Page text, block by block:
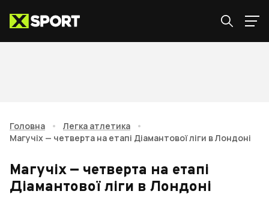
Головна • Легка атлетика
•
Магучіх — четверта на етапі Діамантової ліги в Лондоні
Магучіх — четверта на етапі
Діамантової ліги в Лондоні